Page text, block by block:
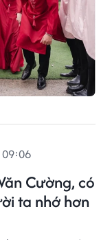
Cường, có
ta nhớ hơn